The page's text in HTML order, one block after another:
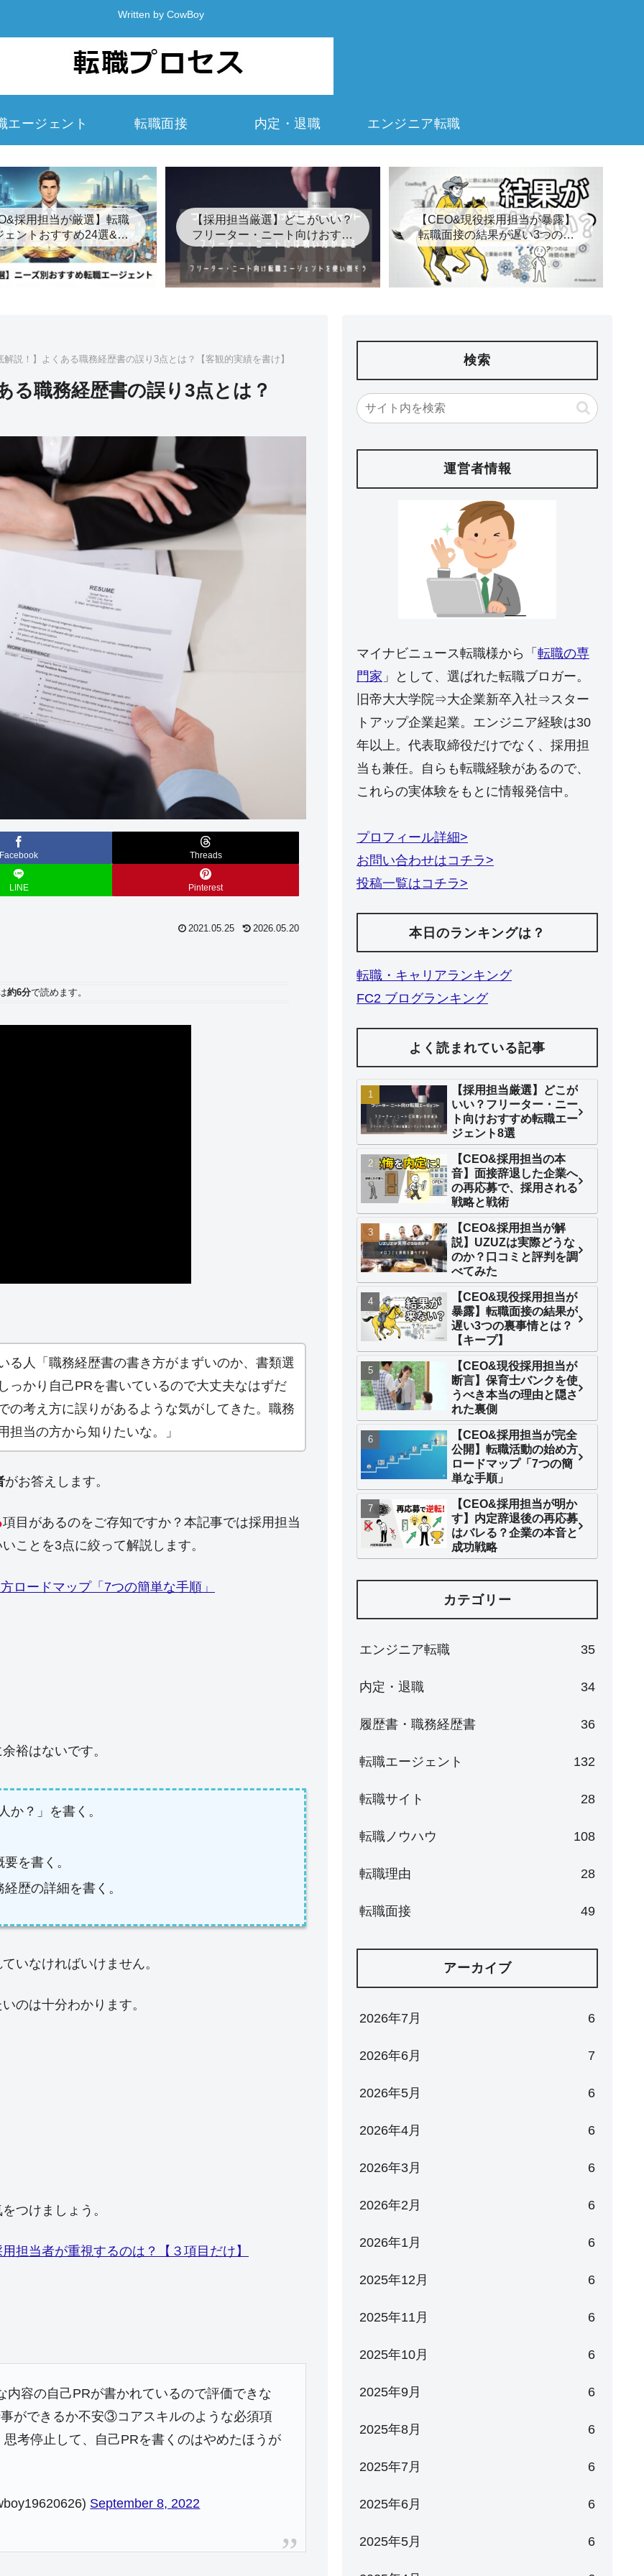
Written by CowBoy
エージェント 転職面接 内定・退職 エンジニア転職
採用担当が厳選】転職
ェントおすすめ24選&裏
情【2026年最新】
【採用担当厳選】どこがいい？
フリーター・ニート向けおすす
め転職エージェント8選
【CEO&現役採用担当が暴露】
転職面接の結果が遅い3つの裏
事情とは？【キープ】
解説！】よくある職務経歴書の誤り3点とは？【客観的実績を書け】
る職務経歴書の誤り3点とは？
Facebook Threads
LINE Pinterest
2021.05.25 2026.05.20
約6分で読めます。
る人「職務経歴書の書き方がまずいのか、書類選
っかり自己PRを書いているので大丈夫なはずだ
の考え方に誤りがあるような気がしてきた。職務
担当の方から知りたいな。」
がお答えします。
項目があるのをご存知ですか？本記事では採用担当
ことを3点に絞って解説します。
ロードマップ「7つの簡単な手順」
裕はないです。
か？」を書く。
を書く。
歴の詳細を書く。
いなければいけません。
のは十分わかります。
つけましょう。
担当者が重視するのは？【３項目だけ】
容の自己PRが書かれているので評価できな
ができるか不安③コアスキルのような必須項
考停止して、自己PRを書くのはやめたほうが
September 8, 2022
検索
運営者情報
マイナビニュース転職様から「 転職の専
門家 」として、選ばれた転職ブロガー。
旧帝大大学院⇒大企業新卒入社⇒スター
トアップ企業起業。エンジニア経験は30
年以上。代表取締役だけでなく、採用担
当も兼任。自らも転職経験があるので、
これらの実体験をもとに情報発信中。
プロフィール詳細>
お問い合わせはコチラ>
投稿一覧はコチラ>
本日のランキングは？
転職・キャリアランキング
FC2 ブログランキング
よく読まれている記事
【採用担当厳選】どこが
いい？フリーター・ニー
ト向けおすすめ転職エー
ジェント8選
【CEO&採用担当の本
音】面接辞退した企業へ
の再応募で、採用される
戦略と戦術
【CEO&採用担当が解
説】UZUZは実際どうな
のか？口コミと評判を調
べてみた
【CEO&現役採用担当が
暴露】転職面接の結果が
遅い3つの裏事情とは？
【キープ】
【CEO&現役採用担当が
断言】保育士バンクを使
うべき本当の理由と隠さ
れた裏側
【CEO&採用担当が完全
公開】転職活動の始め方
ロードマップ「7つの簡
単な手順」
【CEO&採用担当が明か
す】内定辞退後の再応募
はバレる？企業の本音と
成功戦略
カテゴリー
エンジニア転職 35
内定・退職 34
履歴書・職務経歴書 36
転職エージェント 132
転職サイト 28
転職ノウハウ 108
転職理由 28
転職面接 49
アーカイブ
2026年7月 6
2026年6月 7
2026年5月 6
2026年4月 6
2026年3月 6
2026年2月 6
2026年1月 6
2025年12月 6
2025年11月 6
2025年10月 6
2025年9月 6
2025年8月 6
2025年7月 6
2025年6月 6
2025年5月 6